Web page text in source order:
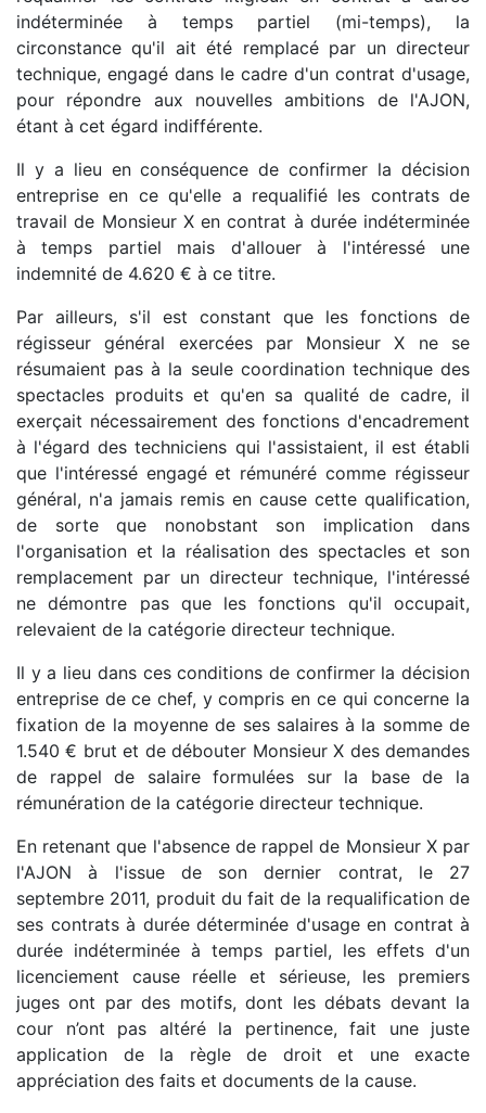
indéterminée à temps partiel (mi-temps), la
circonstance qu'il ait été remplacé par un directeur
technique, engagé dans le cadre d'un contrat d'usage,
pour répondre aux nouvelles ambitions de l'AJON,
étant à cet égard indifférente.
Il y a lieu en conséquence de confirmer la décision
entreprise en ce qu'elle a requalifié les contrats de
travail de Monsieur X en contrat à durée indéterminée
à temps partiel mais d'allouer à l'intéressé une
indemnité de 4.620 € à ce titre.
Par ailleurs, s'il est constant que les fonctions de
régisseur général exercées par Monsieur X ne se
résumaient pas à la seule coordination technique des
spectacles produits et qu'en sa qualité de cadre, il
exerçait nécessairement des fonctions d'encadrement
à l'égard des techniciens qui l'assistaient, il est établi
que l'intéressé engagé et rémunéré comme régisseur
général, n'a jamais remis en cause cette qualification,
de sorte que nonobstant son implication dans
l'organisation et la réalisation des spectacles et son
remplacement par un directeur technique, l'intéressé
ne démontre pas que les fonctions qu'il occupait,
relevaient de la catégorie directeur technique.
Il y a lieu dans ces conditions de confirmer la décision
entreprise de ce chef, y compris en ce qui concerne la
fixation de la moyenne de ses salaires à la somme de
1.540 € brut et de débouter Monsieur X des demandes
de rappel de salaire formulées sur la base de la
rémunération de la catégorie directeur technique.
En retenant que l'absence de rappel de Monsieur X par
l'AJON à l'issue de son dernier contrat, le 27
septembre 2011, produit du fait de la requalification de
ses contrats à durée déterminée d'usage en contrat à
durée indéterminée à temps partiel, les effets d'un
licenciement cause réelle et sérieuse, les premiers
juges ont par des motifs, dont les débats devant la
cour n’ont pas altéré la pertinence, fait une juste
application de la règle de droit et une exacte
appréciation des faits et documents de la cause.